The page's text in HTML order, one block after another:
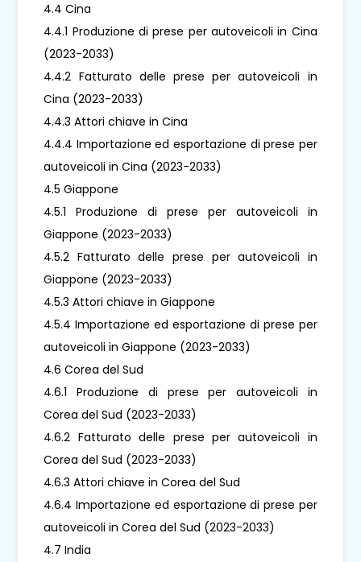
4.4 Cina
4.4.1 Produzione di prese per autoveicoli in Cina
(2023-2033)
4.4.2 Fatturato delle prese per autoveicoli in
Cina (2023-2033)
4.4.3 Attori chiave in Cina
4.4.4 Importazione ed esportazione di prese per
autoveicoli in Cina (2023-2033)
4.5 Giappone
4.5.1 Produzione di prese per autoveicoli in
Giappone (2023-2033)
4.5.2 Fatturato delle prese per autoveicoli in
Giappone (2023-2033)
4.5.3 Attori chiave in Giappone
4.5.4 Importazione ed esportazione di prese per
autoveicoli in Giappone (2023-2033)
4.6 Corea del Sud
4.6.1 Produzione di prese per autoveicoli in
Corea del Sud (2023-2033)
4.6.2 Fatturato delle prese per autoveicoli in
Corea del Sud (2023-2033)
4.6.3 Attori chiave in Corea del Sud
4.6.4 Importazione ed esportazione di prese per
autoveicoli in Corea del Sud (2023-2033)
4.7 India